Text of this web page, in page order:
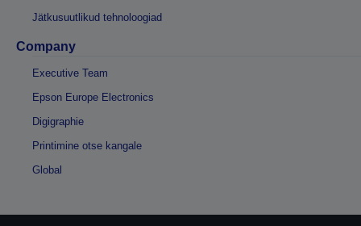
Jätkusuutlikud tehnoloogiad
Company
Executive Team
Epson Europe Electronics
Digigraphie
Printimine otse kangale
Global